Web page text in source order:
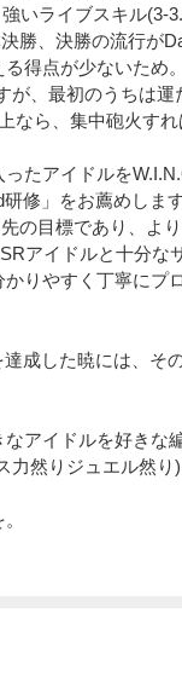
いライブスキル(3-
勝、決勝の流行が
得点が少ないため
が、最初のうちは
なら、集中砲火すれ
たアイドルを
修」をお薦めしま
の目標であり、より
アイドルと十分な
りやすく丁寧にプ
成した暁には、そ
アイドルを好きな
力然りジュエル然り)